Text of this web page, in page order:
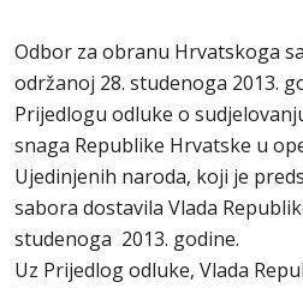
Odbor za obranu Hrvatskoga
održanoj 28. studenoga 2013.
Prijedlogu odluke o
snaga Republike Hrvatske u
Ujedinjenih naroda, koji je
sabora dostavila Vlada
studenoga 2013. godine.
Uz Prijedlog odluke, Vlada